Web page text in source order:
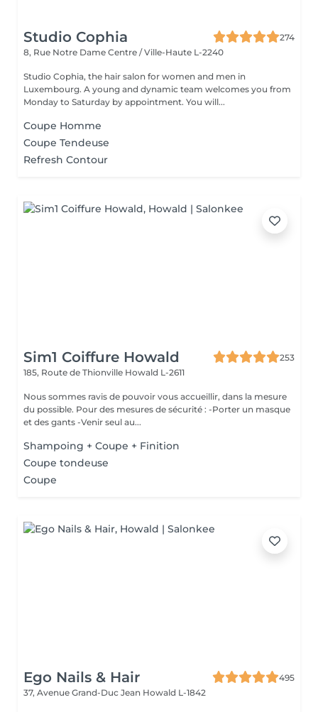
Studio Cophia
274
8, Rue Notre Dame Centre / Ville-Haute L-2240
Studio Cophia, the hair salon for women and men in
Luxembourg. A young and dynamic team welcomes you from
Monday to Saturday by appointment. You will...
Coupe Homme
Coupe Tendeuse
Refresh Contour
Sim1 Coiffure Howald
253
185, Route de Thionville Howald L-2611
Nous sommes ravis de pouvoir vous accueillir, dans la mesure
du possible. Pour des mesures de sécurité : -Porter un masque
et des gants -Venir seul au...
Shampoing + Coupe + Finition
Coupe tondeuse
Coupe
Ego Nails & Hair
495
37, Avenue Grand-Duc Jean Howald L-1842